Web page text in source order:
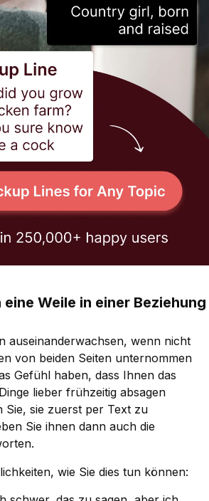
Weile in einer Beziehung
auseinanderwachsen, wenn nicht
von beiden Seiten unternommen
Gefühl haben, dass Ihnen das
lieber frühzeitig absagen
Sie, sie zuerst per Text zu
Sie ihnen dann auch die
wie Sie dies tun können: